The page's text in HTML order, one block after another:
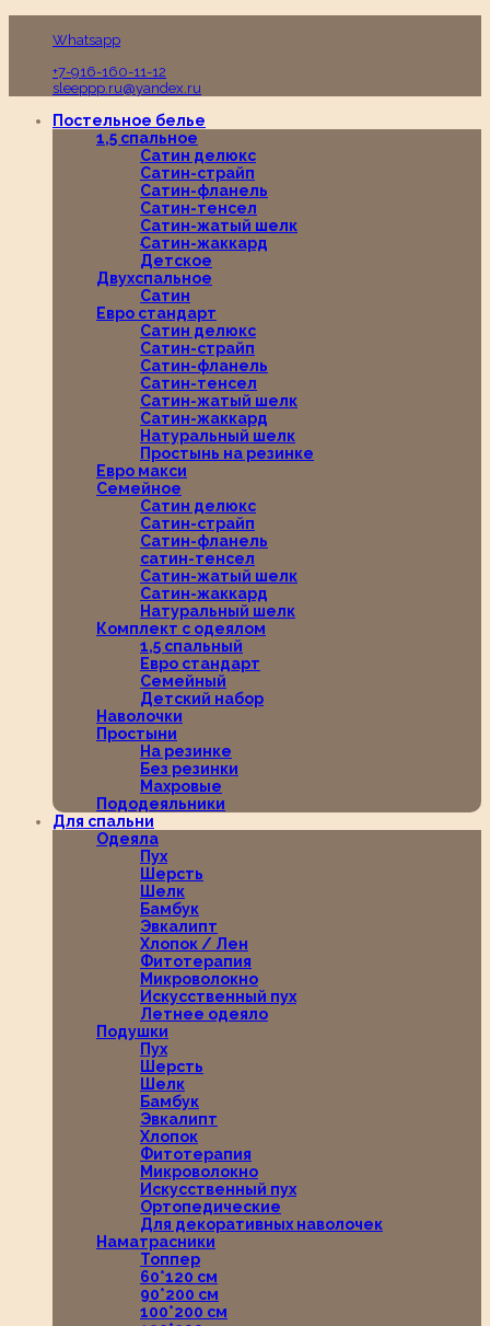
Whatsapp
+7-916-160-11-12
sleeppp.ru@yandex.ru
Постельное белье
1,5 спальное
Сатин делюкс
Сатин-страйп
Сатин-фланель
Сатин-тенсел
Сатин-жатый шелк
Сатин-жаккард
Детское
Двухспальное
Сатин
Евро стандарт
Сатин делюкс
Сатин-страйп
Сатин-фланель
Сатин-тенсел
Сатин-жатый шелк
Сатин-жаккард
Натуральный шелк
Простынь на резинке
Евро макси
Семейное
Сатин делюкс
Сатин-страйп
Сатин-фланель
сатин-тенсел
Сатин-жатый шелк
Сатин-жаккард
Натуральный шелк
Комплект с одеялом
1,5 спальный
Евро стандарт
Семейный
Детский набор
Наволочки
Простыни
На резинке
Без резинки
Махровые
Пододеяльники
Для спальни
Одеяла
Пух
Шерсть
Шелк
Бамбук
Эвкалипт
Хлопок / Лен
Фитотерапия
Микроволокно
Искусственный пух
Летнее одеяло
Подушки
Пух
Шерсть
Шелк
Бамбук
Эвкалипт
Хлопок
Фитотерапия
Микроволокно
Искусственный пух
Ортопедические
Для декоративных наволочек
Наматрасники
Топпер
60*120 см
90*200 см
100*200 см